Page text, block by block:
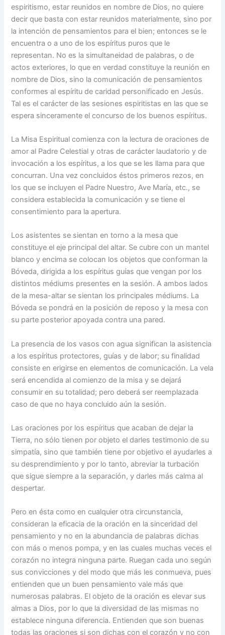
espiritismo, estar reunidos en nombre de Dios, no quiere
decir que basta con estar reunidos materialmente, sino por
la intención de pensamientos para el bien; entonces se le
encuentra o a uno de los espíritus puros que le
representan. No es la simultaneidad de palabras, o de
actos exteriores, lo que en verdad constituye la reunión en
nombre de Dios, sino la comunicación de pensamientos
conformes al espíritu de caridad personificado en Jesús.
Tal es el carácter de las sesiones espiritistas en las que se
espera sinceramente el concurso de los buenos espíritus.
La Misa Espiritual comienza con la lectura de oraciones de
amor al Padre Celestial y otras de carácter laudatorio y de
invocación a los espíritus, a los que se les llama para que
concurran. Una vez concluidos éstos primeros rezos, en
los que se incluyen el Padre Nuestro, Ave María, etc., se
considera establecida la comunicación y se tiene el
consentimiento para la apertura.
Los asistentes se sientan en torno a la mesa que
constituye el eje principal del altar. Se cubre con un mantel
blanco y encima se colocan los objetos que conforman la
Bóveda, dirigida a los espíritus guías que vengan por los
distintos médiums presentes en la sesión. A ambos lados
de la mesa-altar se sientan los principales médiums. La
Bóveda se pondrá en la posición de reposo y la mesa con
su parte posterior apoyada contra una pared.
La presencia de los vasos con agua significan la asistencia
a los espíritus protectores, guías y de labor; su finalidad
consiste en erigirse en elementos de comunicación. La vela
será encendida al comienzo de la misa y se dejará
consumir en su totalidad; pero deberá ser reemplazada
caso de que no haya concluido aún la sesión.
Las oraciones por los espíritus que acaban de dejar la
Tierra, no sólo tienen por objeto el darles testimonio de su
simpatía, sino que también tiene por objetivo el ayudarles a
su desprendimiento y por lo tanto, abreviar la turbación
que sigue siempre a la separación, y darles más calma al
despertar.
Pero en ésta como en cualquier otra circunstancia,
consideran la eficacia de la oración en la sinceridad del
pensamiento y no en la abundancia de palabras dichas
con más o menos pompa, y en las cuales muchas veces el
corazón no integra ninguna parte. Ruegan cada uno según
sus convicciones y del modo que más les conmueva, pues
entienden que un buen pensamiento vale más que
numerosas palabras. El objeto de la oración es elevar sus
almas a Dios, por lo que la diversidad de las mismas no
establece ninguna diferencia. Entienden que son buenas
todas las oraciones si son dichas con el corazón y no con